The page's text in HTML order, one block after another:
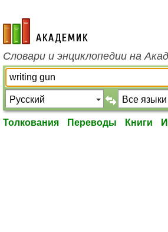
academic.ru
Словари и энциклопедии на
Толкования Переводы Книги